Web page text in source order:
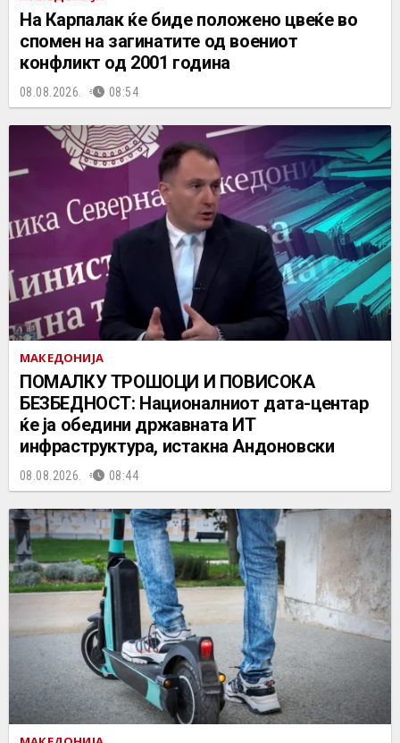
На Карпалак ќе биде положено цвеќе во
спомен на загинатите од воениот
конфликт од 2001 година
08.08.2026. 08:54
МАКЕДОНИЈА
ПОМАЛКУ ТРОШОЦИ И ПОВИСОКА
БЕЗБЕДНОСТ: Националниот дата-центар
ќе ја обедини државната ИТ
инфраструктура, истакна Андоновски
08.08.2026. 08:44